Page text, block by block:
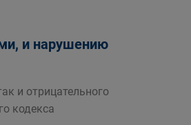
и нарушению
и отрицательного
кодекса